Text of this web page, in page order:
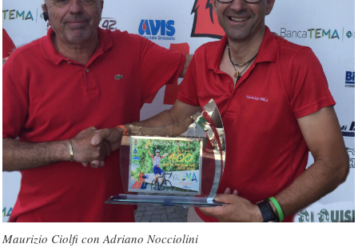
Maurizio Ciolfi con Adriano Nocciolini